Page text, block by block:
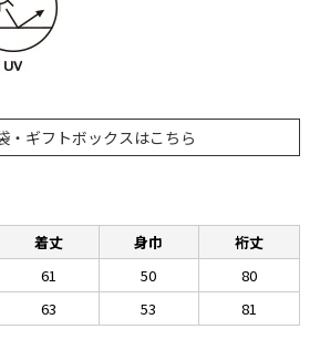
・ギフトボックスはこちら
着丈 身巾
裄丈
61 50
80
63 53 81